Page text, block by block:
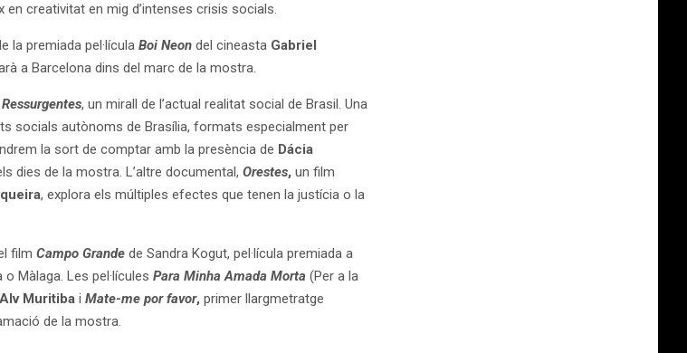
creativitat en mig d’intenses crisis socials.
la premiada pel·lícula Boi Neon del cineasta Gabriel
a Barcelona dins del marc de la mostra.
Ressurgentes, un mirall de l’actual realitat social de Brasil. Una
socials autònoms de Brasília, formats especialment per
la sort de comptar amb la presència de Dácia
dies de la mostra. L’altre documental, Orestes, un film
, explora els múltiples efectes que tenen la justícia o la
film Campo Grande de Sandra Kogut, pel·lícula premiada a
Màlaga. Les pel·lícules Para Minha Amada Morta (Per a la
Alv Muritiba i Mate-me por favor, primer llargmetratge
de la mostra.